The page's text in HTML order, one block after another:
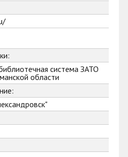
система ЗАТО
области